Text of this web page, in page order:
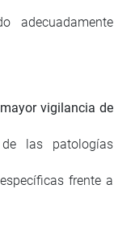
adecuadamente
vigilancia de
las patologías
frente a